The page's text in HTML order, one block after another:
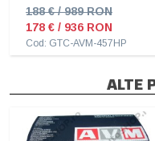
188 € / 989 RON
178 € / 936 RON
Cod: GTC-AVM-457HP
ALTE